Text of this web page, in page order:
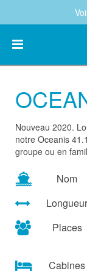
Nouveau 2020.
notre Oceanis
groupe ou en
Nom
Longueur
Places
Cabines